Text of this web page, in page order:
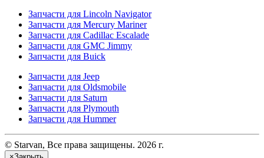
Запчасти для Lincoln Navigator
Запчасти для Mercury Mariner
Запчасти для Cadillac Escalade
Запчасти для GMC Jimmy
Запчасти для Buick
Запчасти для Jeep
Запчасти для Oldsmobile
Запчасти для Saturn
Запчасти для Plymouth
Запчасти для Hummer
© Starvan, Все права защищены. 2026 г.